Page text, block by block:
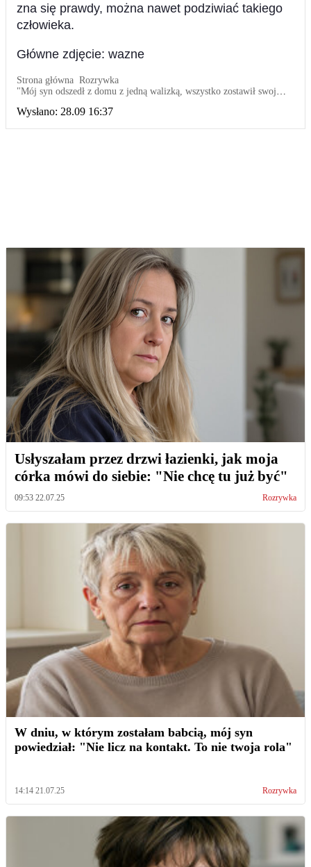
zna się prawdy, można nawet podziwiać takiego
człowieka.
Główne zdjęcie: wazne
Strona główna Rozrywka
"Mój syn odszedł z domu z jedną walizką, wszystko zostawił swojej
nic więcej nie było jego
Wysłano: 28.09 16:37
Usłyszałam przez drzwi łazienki, jak moja
córka mówi do siebie: "Nie chcę tu już być"
09:53 22.07.25 Rozrywka
W dniu, w którym zostałam babcią, mój syn
powiedział: "Nie licz na kontakt. To nie twoja rola"
14:14 21.07.25 Rozrywka